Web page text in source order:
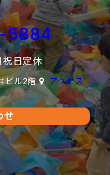
5884
日定休
ビル2階 アクセス
せ